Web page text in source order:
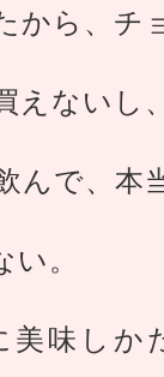
から、チ
えないし
んで、本
。
美味し